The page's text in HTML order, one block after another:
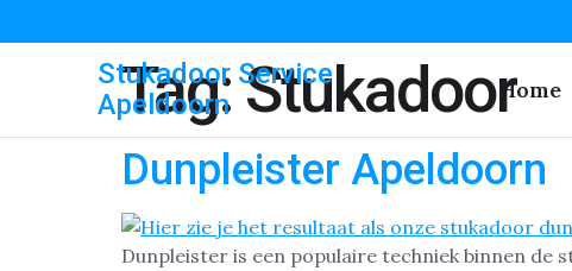
Stukadoor Service
Apeldoorn
Home
Tag:Stukadoor
Dunpleister Apeldoorn
Dunpleister is een populaire techniek binnen de